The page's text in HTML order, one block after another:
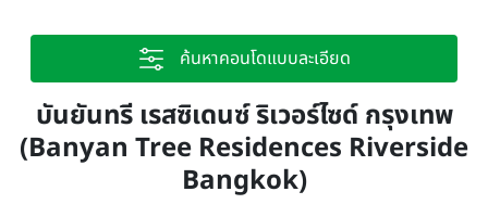
ค้นหาคอนโดแบบละเอียด
บันยันทรี เรสซิเดนซ์ ริเวอร์ไซด์ กรุงเทพ
(Banyan Tree Residences Riverside
Bangkok)